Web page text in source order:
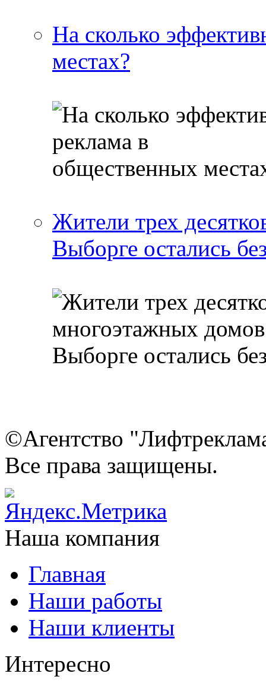
На сколько
местах?
Жители трех
Выборге остались
©Агентство
Все права защищены.
Наша компания
Главная
Наши работы
Наши клиенты
Интересно